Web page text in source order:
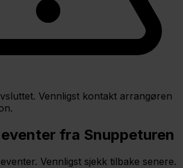
Vennligst kontakt arrangøren
fra Snuppeturen
Vennligst sjekk tilbake senere.